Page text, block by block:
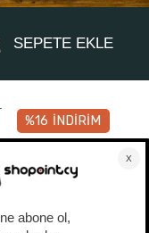
SEPETE EKLE
%16 İNDİRİM